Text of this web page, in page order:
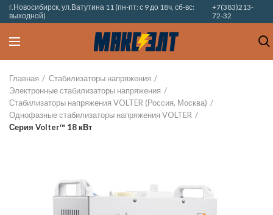
г.Новосибирск, ул.Ватутина 11 (пн-пт: с 9 до 18ч, сб-вс:
выходной)
+7(383)213-
72-32
Главная
Стабилизаторы напряжения
Электронные стабилизаторы напряжения
Стабилизаторы напряжения VOLTER (Россия, Москва)
Однофазные стабилизаторы напряжения VOLTER
Серия Volter™ 18 кВт